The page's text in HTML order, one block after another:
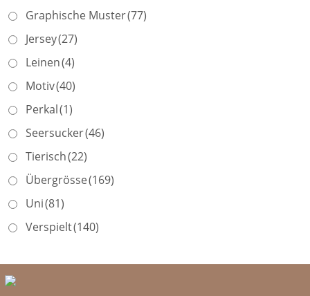
Graphische Muster(77)
Jersey(27)
Leinen(4)
Motiv(40)
Perkal(1)
Seersucker(46)
Tierisch(22)
Übergrösse(169)
Uni(81)
Verspielt(140)